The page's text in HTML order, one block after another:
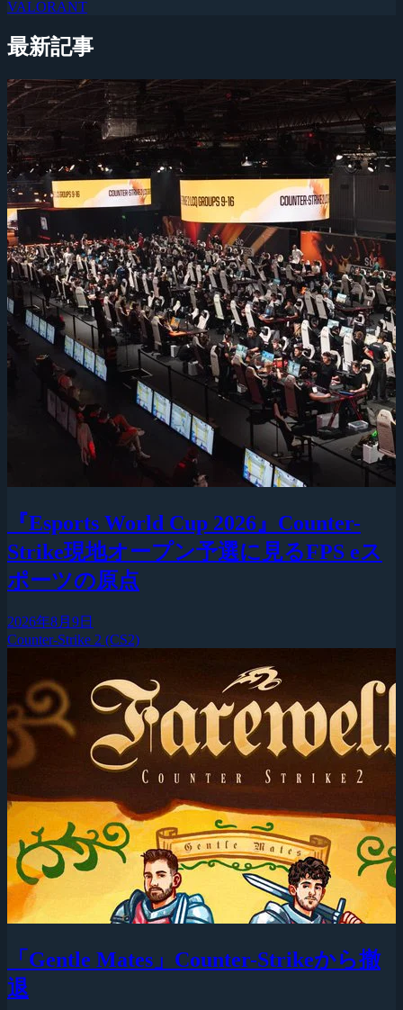
VALORANT
最新記事
『Esports World Cup 2026』Counter-
Strike現地オープン予選に見るFPS eス
ポーツの原点
2026年8月9日
Counter-Strike 2 (CS2)
「Gentle Mates」Counter-Strikeから撤
退